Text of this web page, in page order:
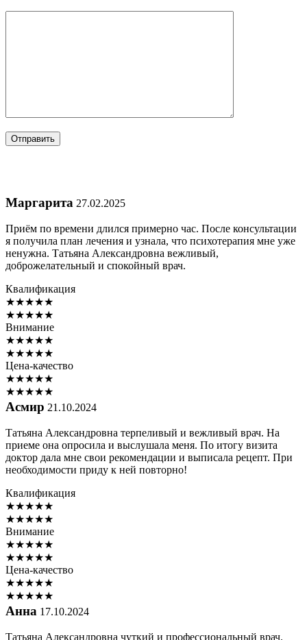
Маргарита 27.02.2025
Приём по времени длился примерно час. После консультации
я получила план лечения и узнала, что психотерапия мне уже
ненужна. Татьяна Александровна вежливый,
доброжелательный и спокойный врач.
Квалификация
★★★★★
★★★★★
Внимание
★★★★★
★★★★★
Цена-качество
★★★★★
★★★★★
Асмир 21.10.2024
Татьяна Александровна терпеливый и вежливый врач. На
приеме она опросила и выслушала меня. По итогу визита
доктор дала мне свои рекомендации и выписала рецепт. При
необходимости приду к ней повторно!
Квалификация
★★★★★
★★★★★
Внимание
★★★★★
★★★★★
Цена-качество
★★★★★
★★★★★
Анна 17.10.2024
Татьяна Александровна чуткий и профессиональный врач.